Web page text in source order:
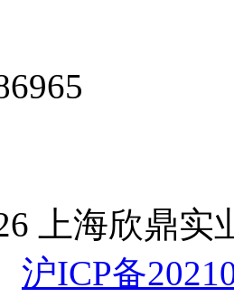
上海欣鼎
沪ICP备